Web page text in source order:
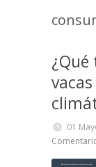
01